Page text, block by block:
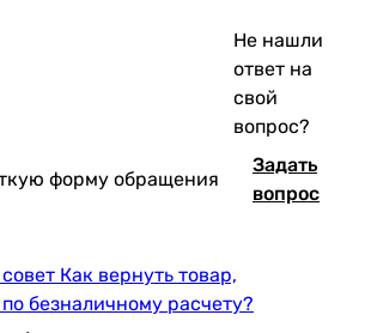
Не нашли
ответ на
свой
вопрос?
форму обращения
Задать
вопрос
Как вернуть товар,
безналичному расчету?